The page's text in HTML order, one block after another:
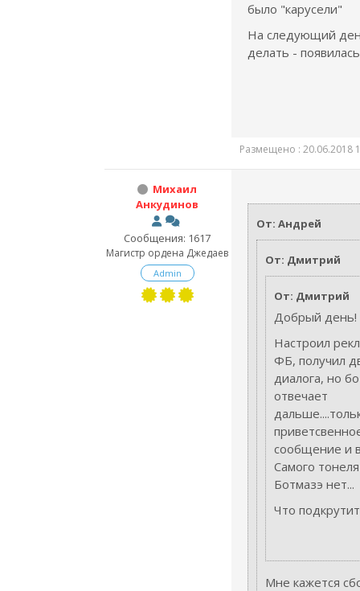
было "карусели"
На следующий
делать -
Размещено : 20.06.2018
Михаил
Анкудинов
Сообщения: 1617
Магистр ордена Джедаев
Admin
От: Андрей
От: Дмитрий
От: Дмитрий
Добрый день!
Настроил
ФБ, получил
диалога, но
отвечает
сообщение и
Самого
Ботмазэ нет...
Что
Мне кажется